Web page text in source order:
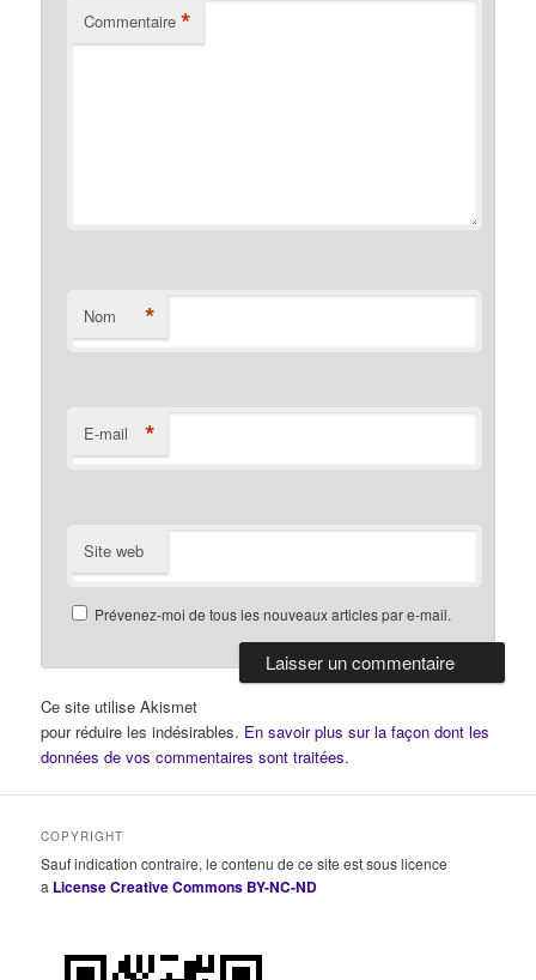
Commentaire *
Nom *
E-mail *
Site web
Prévenez-moi de tous les nouveaux articles par e-mail.
Ce site utilise Akismet
pour réduire les indésirables. En savoir plus sur la façon dont les
données de vos commentaires sont traitées.
COPYRIGHT
Sauf indication contraire, le contenu de ce site est sous licence
a License Creative Commons BY-NC-ND